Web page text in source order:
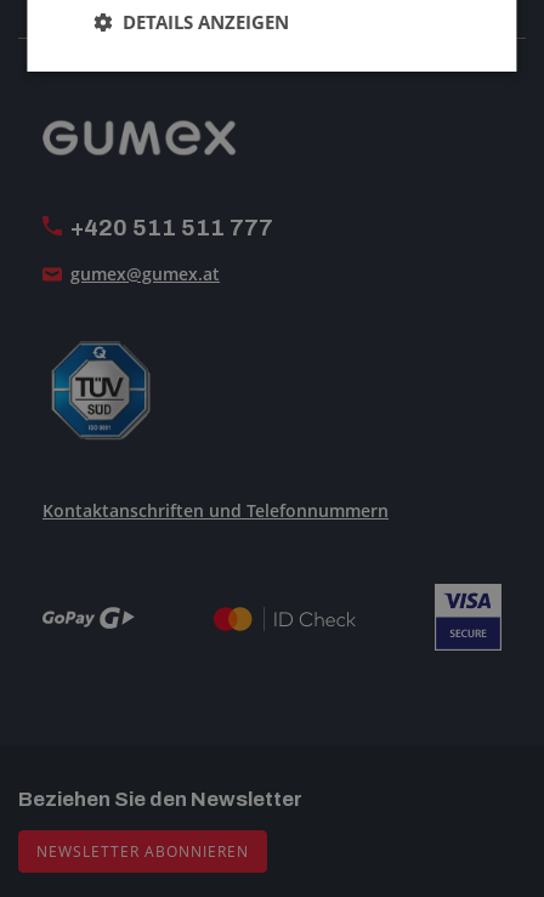
+420 511 511 777
gumex@gumex.at
Kontaktanschriften und Telefonnummern
Reklamation
-Impressum-
GUMEX stellt sich vor
Beziehen Sie den Newsletter
NEWSLETTER ABONNIEREN
DETAILS ANZEIGEN